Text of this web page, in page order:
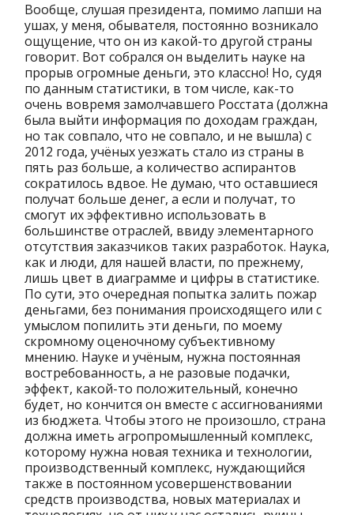
Вообще, слушая президента, помимо лапши на
ушах, у меня, обывателя, постоянно возникало
ощущение, что он из какой-то другой страны
говорит. Вот собрался он выделить науке на
прорыв огромные деньги, это классно! Но, судя
по данным статистики, в том числе, как-то
очень вовремя замолчавшего Росстата (должна
была выйти информация по доходам граждан,
но так совпало, что не совпало, и не вышла) с
2012 года, учёных уезжать стало из страны в
пять раз больше, а количество аспирантов
сократилось вдвое. Не думаю, что оставшиеся
получат больше денег, а если и получат, то
смогут их эффективно использовать в
большинстве отраслей, ввиду элементарного
отсутствия заказчиков таких разработок. Наука,
как и люди, для нашей власти, по прежнему,
лишь цвет в диаграмме и цифры в статистике.
По сути, это очередная попытка залить пожар
деньгами, без понимания происходящего или с
умыслом попилить эти деньги, по моему
скромному оценочному субъективному
мнению. Науке и учёным, нужна постоянная
востребованность, а не разовые подачки,
эффект, какой-то положительный, конечно
будет, но кончится он вместе с ассигнованиями
из бюджета. Чтобы этого не произошло, страна
должна иметь агропромышленный комплекс,
которому нужна новая техника и технологии,
производственный комплекс, нуждающийся
также в постоянном усовершенствовании
средств производства, новых материалах и